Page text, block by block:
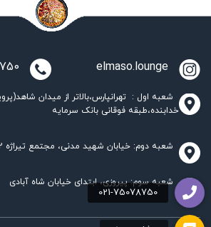
elmaso.lounge
شعبه اول : تهرانپارس،بالاتر از میدان
خدابنده،طبقه فوقانی بانک سرمایه
شعبه دوم: خیابان شهید مدنی، مجتمع تیراژه 2، تراس طبقه ی چهارم
شعبه سوم: پیروزی، ابتدای خیابان شاه آبادی